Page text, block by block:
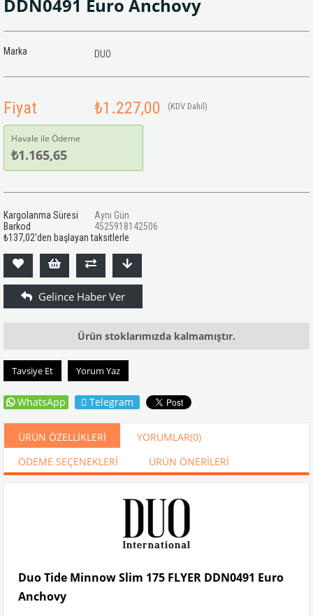
DDN0491 Euro Anchovy
Marka DUO
Fiyat ₺1.227,00 (KDV Dahil)
Havale ile Ödeme
₺1.165,65
Kargolanma Süresi
Aynı Gün
Barkod
4525918142506
₺137,02'den başlayan taksitlerle
Ürün stoklarımızda kalmamıştır.
Tavsiye Et Yorum Yaz
WhatsApp Telegram
ÜRÜN ÖZELLIKLERI YORUMLAR(0)
ÖDEME SEÇENEKLERI
ÜRÜN ÖNERILERI
Duo Tide Minnow Slim 175 FLYER DDN0491 Euro
Anchovy